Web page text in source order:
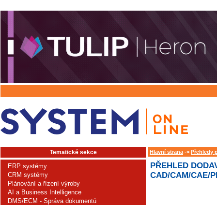
Tematické sekce
ERP systémy
CRM systémy
Plánování a řízení výroby
AI a Business Intelligence
DMS/ECM - Správa dokumentů
Hlavní strana -> Přehledy
PŘEHLED
CAD/CAM/CAE/